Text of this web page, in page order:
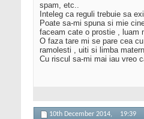
spam, etc..
Inteleg ca reguli trebuie sa
Poate sa-mi spuna si mie
faceam cate o prostie , luam
O faza tare mi se pare cea
ramolesti , uiti si limba
Cu riscul sa-mi mai iau vreo
10th December 2014, 19:39